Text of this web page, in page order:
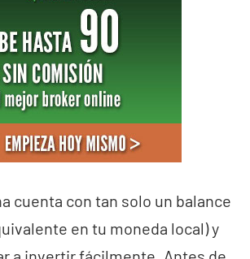
cuenta con tan solo un balance
en tu moneda local) y